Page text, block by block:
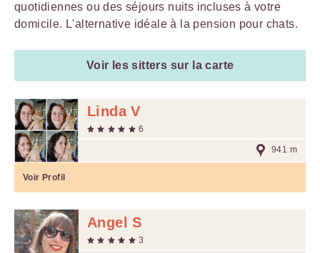
quotidiennes ou des séjours nuits incluses à votre
domicile. L'alternative idéale à la pension pour chats.
Voir les sitters sur la carte
Linda V
6
941 m
Voir Profil
Angel S
3